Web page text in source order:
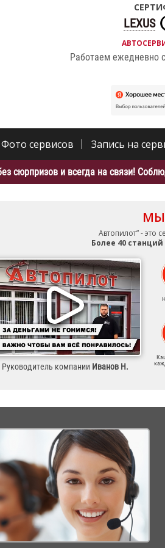
LEXUS
Работаем ежедневно
Фото сервисов Запись на
сюрпризов и всегда на связи!
МЫ
Автопилот” - это
Более 40 станций
Руководитель компании Иванов Н.